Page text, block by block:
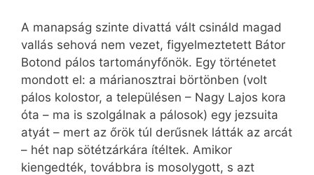
A manapság szinte divattá vált csináld magad
vallás sehová nem vezet, figyelmeztetett Bátor
Botond pálos tartományfőnök. Egy történetet
mondott el: a márianosztrai börtönben (volt
pálos kolostor, a településen – Nagy Lajos kora
óta – ma is szolgálnak a pálosok) egy jezsuita
atyát – mert az őrök túl derűsnek látták az arcát
– hét nap sötétzárkára ítéltek. Amikor
kiengedték, továbbra is mosolygott, s azt